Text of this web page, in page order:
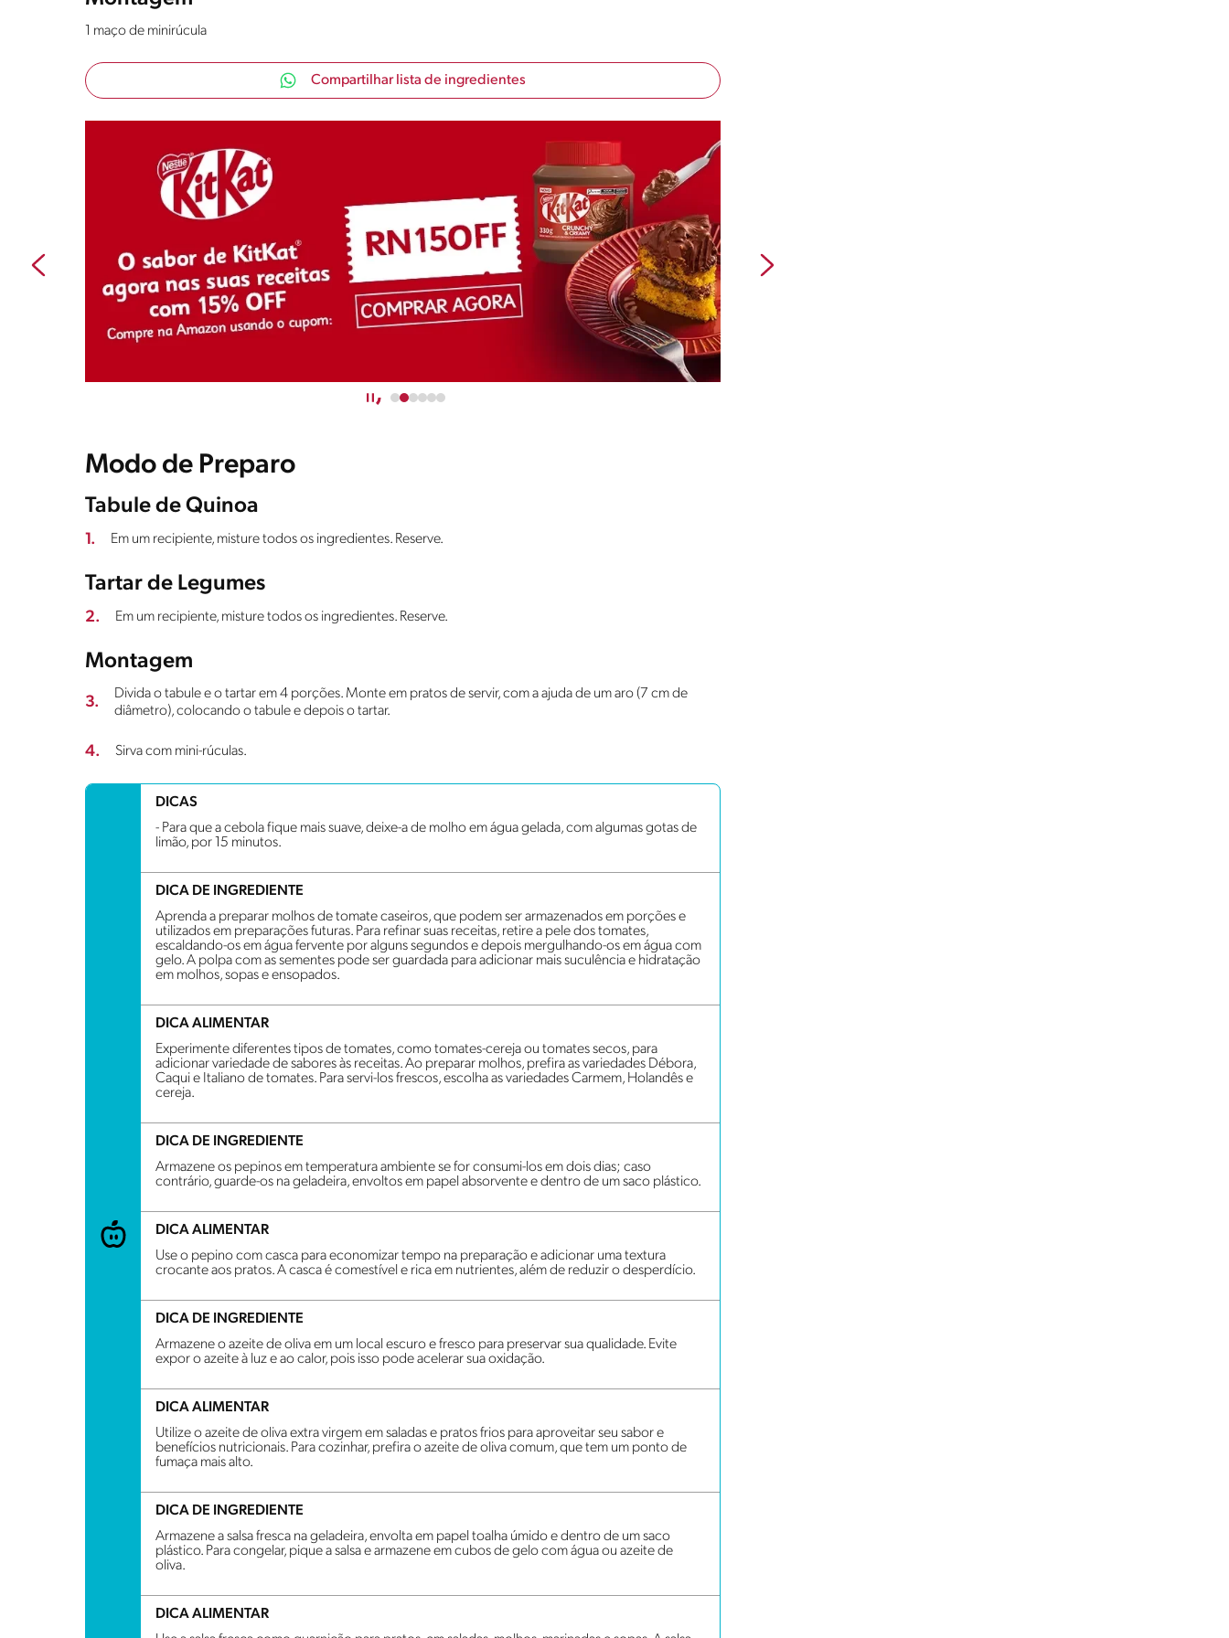
1 maço de minirúcula
Compartilhar lista de ingredientes
Modo de Preparo
Tabule de Quinoa
1. Em um recipiente, misture todos os ingredientes. Reserve.
Tartar de Legumes
2. Em um recipiente, misture todos os ingredientes. Reserve.
Montagem
3.
Divida o tabule e o tartar em 4 porções. Monte em pratos de servir, com a ajuda de um aro (7 cm de
diâmetro), colocando o tabule e depois o tartar.
4. Sirva com mini-rúculas.
DICAS
- Para que a cebola fique mais suave, deixe-a de molho em água gelada, com algumas gotas de
limão, por 15 minutos.
DICA DE INGREDIENTE
Aprenda a preparar molhos de tomate caseiros, que podem ser armazenados em porções e
utilizados em preparações futuras. Para refinar suas receitas, retire a pele dos tomates,
escaldando-os em água fervente por alguns segundos e depois mergulhando-os em água com
gelo. A polpa com as sementes pode ser guardada para adicionar mais suculência e hidratação
em molhos, sopas e ensopados.
DICA ALIMENTAR
Experimente diferentes tipos de tomates, como tomates-cereja ou tomates secos, para
adicionar variedade de sabores às receitas. Ao preparar molhos, prefira as variedades Débora,
Caqui e Italiano de tomates. Para servi-los frescos, escolha as variedades Carmem, Holandês e
cereja.
DICA DE INGREDIENTE
Armazene os pepinos em temperatura ambiente se for consumi-los em dois dias; caso
contrário, guarde-os na geladeira, envoltos em papel absorvente e dentro de um saco plástico.
DICA ALIMENTAR
Use o pepino com casca para economizar tempo na preparação e adicionar uma textura
crocante aos pratos. A casca é comestível e rica em nutrientes, além de reduzir o desperdício.
DICA DE INGREDIENTE
Armazene o azeite de oliva em um local escuro e fresco para preservar sua qualidade. Evite
expor o azeite à luz e ao calor, pois isso pode acelerar sua oxidação.
DICA ALIMENTAR
Utilize o azeite de oliva extra virgem em saladas e pratos frios para aproveitar seu sabor e
benefícios nutricionais. Para cozinhar, prefira o azeite de oliva comum, que tem um ponto de
fumaça mais alto.
DICA DE INGREDIENTE
Armazene a salsa fresca na geladeira, envolta em papel toalha úmido e dentro de um saco
plástico. Para congelar, pique a salsa e armazene em cubos de gelo com água ou azeite de
oliva.
DICA ALIMENTAR